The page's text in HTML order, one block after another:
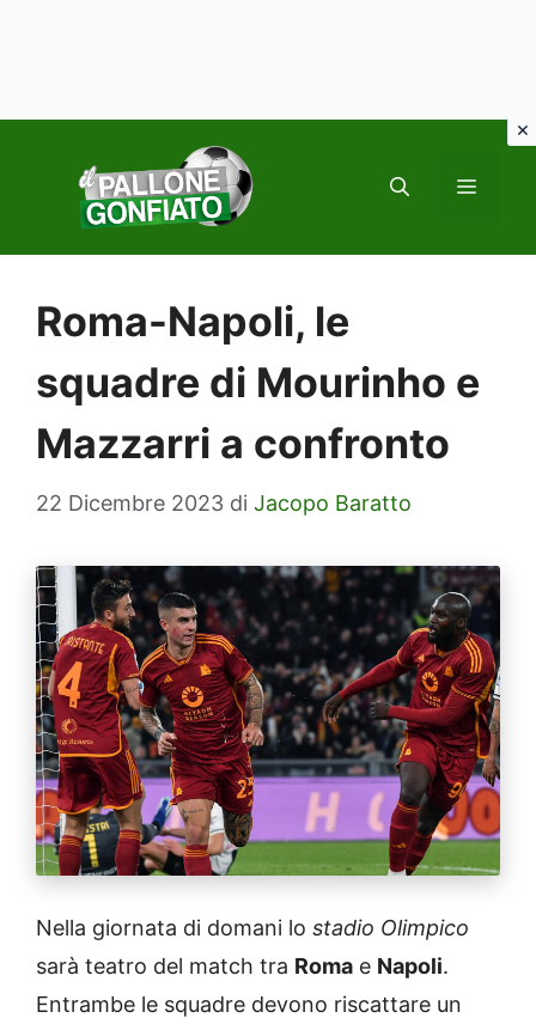
contenuto
MENU
Roma-Napoli, le
squadre di Mourinho e
Mazzarri a confronto
22 Dicembre 2023 di Jacopo Baratto
Nella giornata di domani lo stadio Olimpico
sarà teatro del match tra Roma e Napoli.
Entrambe le squadre devono riscattare un